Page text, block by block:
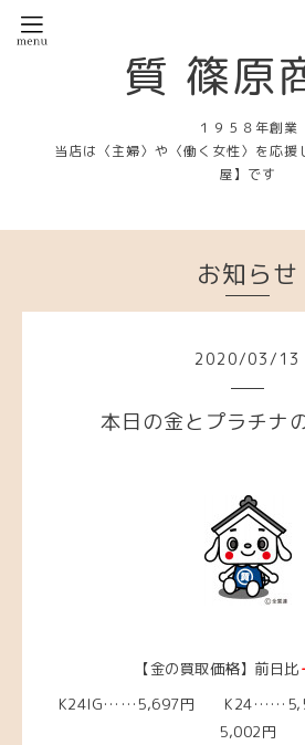
質 篠原
１９５８年創業
当店は〈主婦〉や〈働く女性〉を応援
屋】です
お知らせ
2020/03/ 13
本日の金とプラチナ
【金の買取価格】前日比
K24IG……5,697円
5,002円